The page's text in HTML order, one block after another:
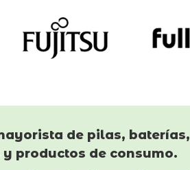
de pilas, baterías,
productos de consumo.